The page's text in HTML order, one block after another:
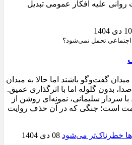
علیه افکار عمومی تبدیل
10 دی 1404
اجتماعی تحمل نمی‌شود؟
گفت‌وگو باشند اما حالا به میدان
بدون گلوله اما با اثرگذاری عمیق.
سردار سلیمانی، نمونه‌ای روشن از
است؛ جنگی که در آن حذف روایت
08 دی 1404